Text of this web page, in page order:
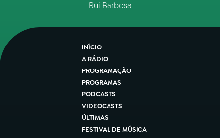
Rui Barbosa
INÍCIO
A RÁDIO
PROGRAMAÇÃO
PROGRAMAS
PODCASTS
VIDEOCASTS
ÚLTIMAS
FESTIVAL DE MÚSICA